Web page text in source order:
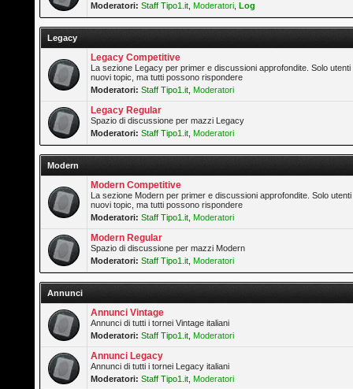
Moderatori: Staff Tipo1.it Moderatori ,Log
Legacy
Legacy Competitive
La sezione Legacy per primer e discussioni approfondite. Solo
nuovi topic, ma tutti possono rispondere
Moderatori: Staff Tipo1.it Moderatori
Legacy Regular
Spazio di discussione per mazzi Legacy
Moderatori: Staff Tipo1.it Moderatori
Modern
Modern Competitive
La sezione Modern per primer e discussioni approfondite. Solo
nuovi topic, ma tutti possono rispondere
Moderatori: Staff Tipo1.it Moderatori
Modern Regular
Spazio di discussione per mazzi Modern
Moderatori: Staff Tipo1.it Moderatori
Annunci
Annunci Vintage
Annunci di tutti i tornei Vintage italiani
Moderatori: Staff Tipo1.it Moderatori
Annunci Legacy
Annunci di tutti i tornei Legacy italiani
Moderatori: Staff Tipo1.it Moderatori